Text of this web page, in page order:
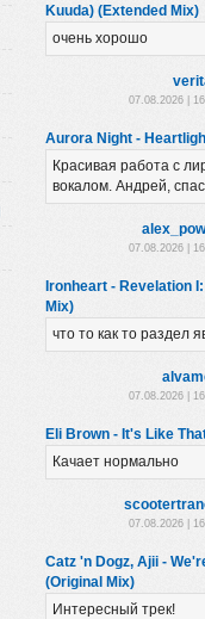
Kuuda) (Extended Mix)
очень хорошо
07.08.2026 |
Aurora Night -
Красивая работа с
вокалом. Андрей,
07.08.2026 |
Ironheart - Revelation
Mix)
что то как то раздел
07.08.2026 |
Eli Brown - It's Like
Качает нормально
07.08.2026 |
Catz 'n Dogz, Ajii -
(Original Mix)
Интересный трек!